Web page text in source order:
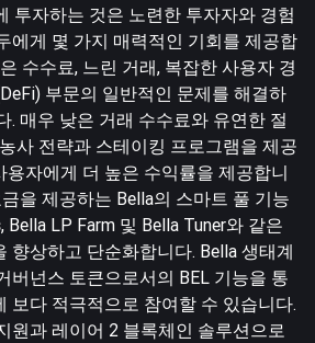
투자하는 것은 노련한 투자자와 경험
에게 몇 가지 매력적인 기회를 제공합
수수료, 느린 거래, 복잡한 사용자 경
부문의 일반적인 문제를 해결하
. 매우 낮은 거래 수수료와 유연한 절
사 전략과 스테이킹 프로그램을 제공
용자에게 더 높은 수익률을 제공합니
을 제공하는 Bella의 스마트 풀 기능
Bella LP Farm 및 Bella Tuner와 같은
향상하고 단순화합니다. Bella 생태계
버넌스 토큰으로서의 BEL 기능을 통
보다 적극적으로 참여할 수 있습니다.
원과 레이어 2 블록체인 솔루션으로